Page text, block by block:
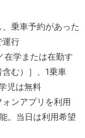
乗車予約があった
運行
在学または在勤す
む）］、1乗車
児は無料
ンアプリを利用
。当日は利用希望